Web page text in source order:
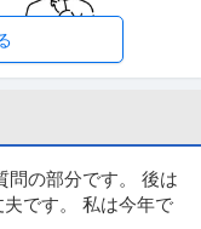
製作プロデューサー」
る為の／プロデュー
問の部分です。 後は
です。 私は今年で